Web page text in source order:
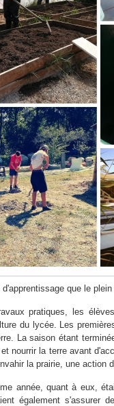
que le plein
pratiques, les
du lycée. Les
La saison étant
nourrir la terre avant
la prairie, une action
année, quant à eux,
également s'assurer